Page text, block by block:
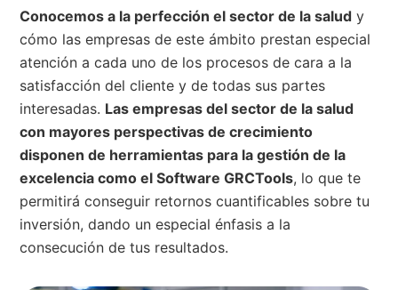
Conocemos a la perfección el sector de la salud y
cómo las empresas de este ámbito prestan especial
atención a cada uno de los procesos de cara a la
satisfacción del cliente y de todas sus partes
interesadas. Las empresas del sector de la salud
con mayores perspectivas de crecimiento
disponen de herramientas para la gestión de la
excelencia como el Software GRCTools, lo que te
permitirá conseguir retornos cuantificables sobre tu
inversión, dando un especial énfasis a la
consecución de tus resultados.